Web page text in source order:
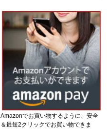
Amazonでお買い物するように、安全
＆最短2クリックでお買い物できま